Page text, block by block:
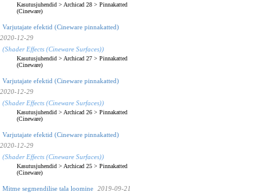
Kasutusjuhendid > Archicad 28 > Pinnakatted
(Cineware)
Varjutajate efektid (Cineware pinnakatted)
2020-12-29
(Shader Effects (Cineware Surfaces))
Kasutusjuhendid > Archicad 27 > Pinnakatted
(Cineware)
Varjutajate efektid (Cineware pinnakatted)
2020-12-29
(Shader Effects (Cineware Surfaces))
Kasutusjuhendid > Archicad 26 > Pinnakatted
(Cineware)
Varjutajate efektid (Cineware pinnakatted)
2020-12-29
(Shader Effects (Cineware Surfaces))
Kasutusjuhendid > Archicad 25 > Pinnakatted
(Cineware)
Mitme segmendilise tala loomine
2019-09-21